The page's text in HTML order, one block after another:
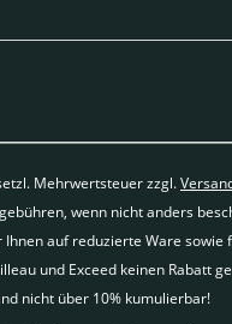
Mehrwertsteuer zzgl.
wenn nicht anders
auf reduzierte Ware sowie
und Exceed keinen Rabatt
nicht über 10% kumulierbar!